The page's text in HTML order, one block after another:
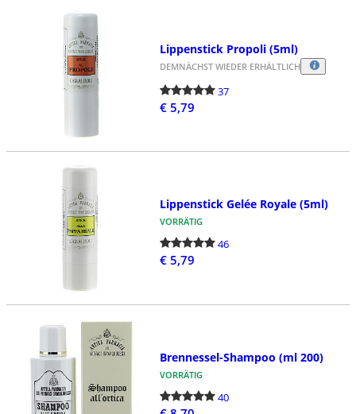
Lippenstick Propoli (5ml)
DEMNÄCHST WIEDER ERHÄLTLICH
37
€ 5,79
Lippenstick Gelée Royale (5ml)
VORRÄTIG
46
€ 5,79
Brennessel-Shampoo (ml 200)
VORRÄTIG
40